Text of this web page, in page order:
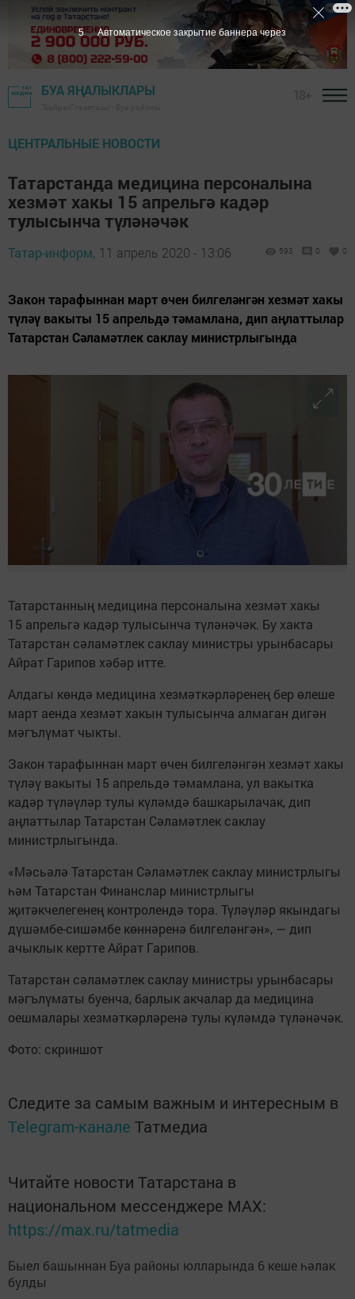
БУА ЯҢАЛЫКЛАРЫ
ЦЕНТРАЛЬНЫЕ НОВОСТИ
Татарстанда медицина персоналына
хезмәт хакы 15 апрельгә кадәр
тулысынча түләнәчәк
Татар-информ, 11 апрель 2020 - 13:06 593 0 0
Закон тарафыннан март өчен билгеләнгән хезмәт хакы
түләү вакыты 15 апрельдә тәмамлана, дип аңлаттылар
Татарстан Сәламәтлек саклау министрлыгында
Татарстанның медицина персоналына хезмәт хакы
15 апрельгә кадәр тулысынча түләнәчәк. Бу хакта
Татарстан сәламәтлек саклау министры урынбасары
Айрат Гарипов хәбәр итте.
Алдагы көндә медицина хезмәткәрләренең бер өлеше
март аенда хезмәт хакын тулысынча алмаган дигән
мәгълүмат чыкты.
Закон тарафыннан март өчен билгеләнгән хезмәт хакы
түләү вакыты 15 апрельдә тәмамлана, ул вакытка
кадәр түләүләр тулы күләмдә башкарылачак, дип
аңлаттылар Татарстан Сәламәтлек саклау
министрлыгында.
«Мәсьәлә Татарстан Сәламәтлек саклау министрлыгы
һәм Татарстан Финанслар министрлыгы
җитәкчелегенең контролендә тора. Түләүләр якындагы
дүшәмбе-сишәмбе көннәренә билгеләнгән», — дип
ачыклык кертте Айрат Гарипов.
Татарстан сәламәтлек саклау министры урынбасары
мәгълүматы буенча, барлык акчалар да медицина
оешмалары хезмәткәрләренә тулы күләмдә түләнәчәк.
Фото: скриншот
Следите за самым важным и интересным в
Telegram-канале Татмедиа
Читайте новости Татарстана в
национальном мессенджере MАХ:
https://max.ru/tatmedia
Быел башыннан Буа районы юлларында 6 кеше һәлак
булды
4 Автоматическое закрытие баннера через